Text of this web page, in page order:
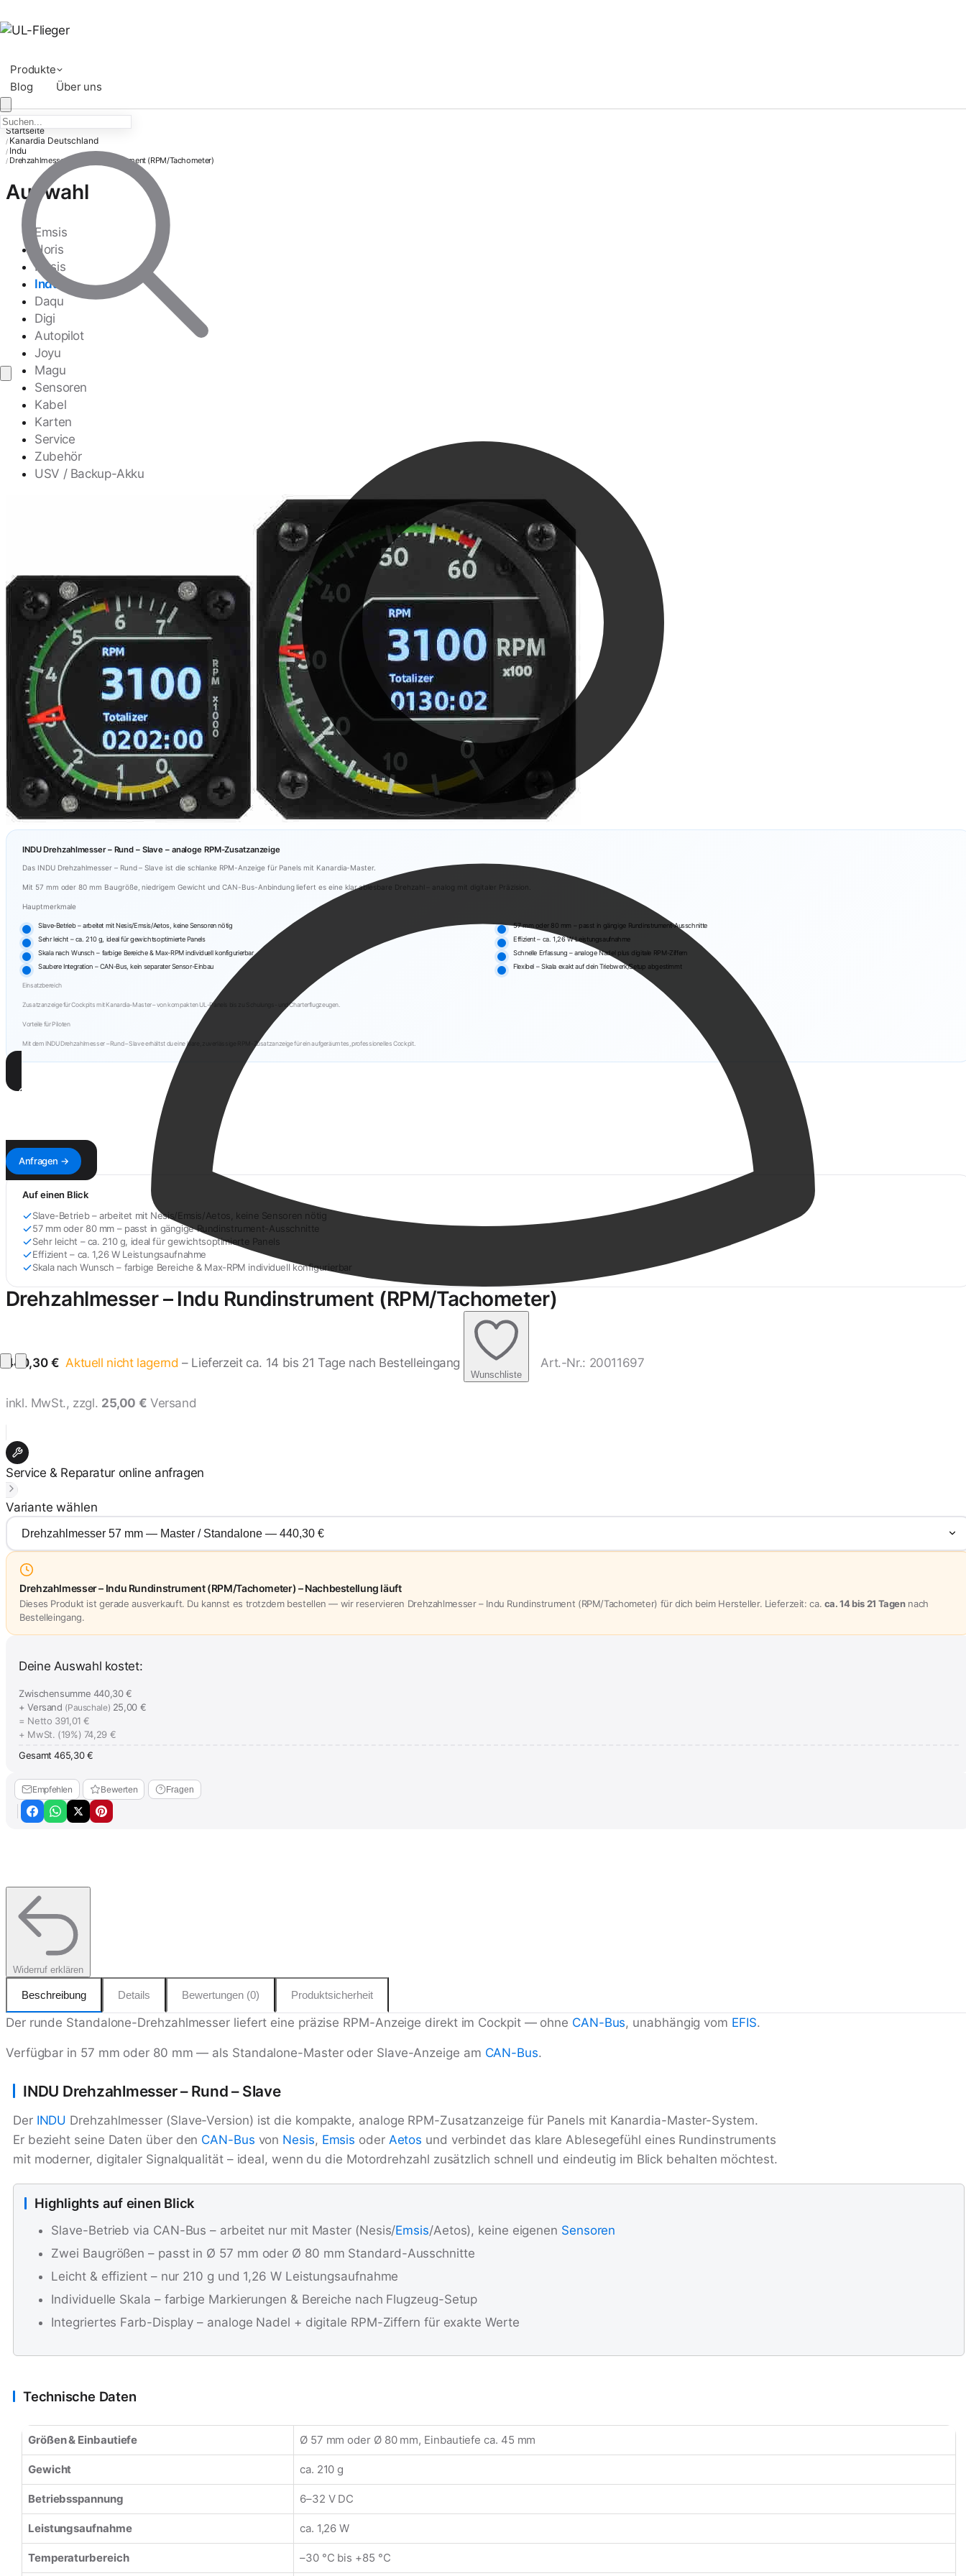
Produkte
Blog
Über uns
Startseite
/ Kanardia Deutschland
/ Indu
/ Drehzahlmesser – Indu Rundinstrument (RPM/Tachometer)
Auswahl
Emsis
Horis
Nesis
Indu
Daqu
Digi
Autopilot
Joyu
Magu
Sensoren
Kabel
Karten
Service
Zubehör
USV / Backup-Akku
INDU Drehzahlmesser – Rund – Slave – analoge RPM-Zusatzanzeige
Das INDU Drehzahlmesser – Rund – Slave ist die schlanke RPM-Anzeige für Panels mit Kanardia-Master.
Mit 57 mm oder 80 mm Baugröße, niedrigem Gewicht und CAN-Bus-Anbindung liefert es eine klar ablesbare Drehzahl – analog mit digitaler Präzision.
Hauptmerkmale
Slave-Betrieb – arbeitet mit Nesis/Emsis/Aetos, keine Sensoren nötig
57 mm oder 80 mm – passt in gängige Rundinstrument-Ausschnitte
Sehr leicht – ca. 210 g, ideal für gewichtsoptimierte Panels
Effizient – ca. 1,26 W Leistungsaufnahme
Skala nach Wunsch – farbige Bereiche & Max-RPM individuell konfigurierbar
Schnelle Erfassung – analoge Nadel plus digitale RPM-Ziffern
Saubere Integration – CAN-Bus, kein separater Sensor-Einbau
Flexibel – Skala exakt auf dein Triebwerk/Setup abgestimmt
Einsatzbereich
Zusatzanzeige für Cockpits mit Kanardia-Master – von kompakten UL-Panels bis zu Schulungs- und Charterflugzeugen.
Vorteile für Piloten
Mit dem INDU Drehzahlmesser – Rund – Slave erhältst du eine klare, zuverlässige RPM-Zusatzanzeige für ein aufgeräumtes, professionelles Cockpit.
Antwort innerhalb von 1–3 Werktagen — mit Kostenvoranschlag & Versandadresse.
Anfragen →
Auf einen Blick
Slave-Betrieb – arbeitet mit Nesis/Emsis/Aetos, keine Sensoren nötig
57 mm oder 80 mm – passt in gängige Rundinstrument-Ausschnitte
Sehr leicht – ca. 210 g, ideal für gewichtsoptimierte Panels
Effizient – ca. 1,26 W Leistungsaufnahme
Skala nach Wunsch – farbige Bereiche & Max-RPM individuell konfigurierbar
Drehzahlmesser – Indu Rundinstrument (RPM/Tachometer)
440,30 € Aktuell nicht lagernd – Lieferzeit ca. 14 bis 21 Tage nach Bestelleingang
Wunschliste
Art.-Nr.: 20011697
inkl. MwSt., zzgl. 25,00 € Versand
Service & Reparatur online anfragen
Variante wählen
Drehzahlmesser – Indu Rundinstrument (RPM/Tachometer) – Nachbestellung läuft
Dieses Produkt ist gerade ausverkauft. Du kannst es trotzdem bestellen — wir reservieren Drehzahlmesser – Indu Rundinstrument (RPM/Tachometer) für dich beim Hersteller. Lieferzeit: ca. ca. 14 bis 21 Tagennach
Bestelleingang.
Deine Auswahl kostet:
Zwischensumme 440,30 €
+ Versand (Pauschale) 25,00 €
= Netto 391,01 €
+ MwSt. (19%) 74,29 €
Gesamt 465,30 €
Empfehlen Bewerten Fragen
Widerruf erklären
Beschreibung Details Bewertungen (0) Produktsicherheit
Der runde Standalone-Drehzahlmesser liefert eine präzise RPM-Anzeige direkt im Cockpit — ohne CAN-Bus, unabhängig vom EFIS.
Verfügbar in 57 mm oder 80 mm — als Standalone-Master oder Slave-Anzeige am CAN-Bus.
INDU Drehzahlmesser – Rund – Slave
Der INDU Drehzahlmesser (Slave-Version) ist die kompakte, analoge RPM-Zusatzanzeige für Panels mit Kanardia-Master-System.
Er bezieht seine Daten über den CAN-Bus von Nesis, Emsis oder Aetos und verbindet das klare Ablesegefühl eines Rundinstruments
mit moderner, digitaler Signalqualität – ideal, wenn du die Motordrehzahl zusätzlich schnell und eindeutig im Blick behalten möchtest.
Highlights auf einen Blick
Slave-Betrieb via CAN-Bus – arbeitet nur mit Master (Nesis/Emsis/Aetos), keine eigenen Sensoren
Zwei Baugrößen – passt in Ø 57 mm oder Ø 80 mm Standard-Ausschnitte
Leicht & effizient – nur 210 g und 1,26 W Leistungsaufnahme
Individuelle Skala – farbige Markierungen & Bereiche nach Flugzeug-Setup
Integriertes Farb-Display – analoge Nadel + digitale RPM-Ziffern für exakte Werte
Technische Daten
Größen & Einbautiefe Ø 57 mm oder Ø 80 mm, Einbautiefe ca. 45 mm
Gewicht ca. 210 g
Betriebsspannung 6–32 V DC
Leistungsaufnahme ca. 1,26 W
Temperaturbereich –30 °C bis +85 °C